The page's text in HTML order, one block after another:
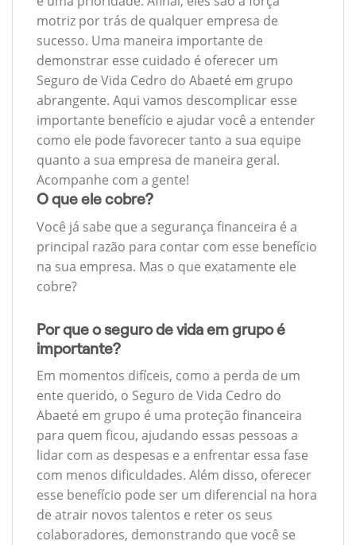
motriz por trás de qualquer empresa de
sucesso. Uma maneira importante de
demonstrar esse cuidado é oferecer um
Seguro de Vida Cedro do Abaeté em grupo
abrangente. Aqui vamos descomplicar esse
importante benefício e ajudar você a entender
como ele pode favorecer tanto a sua equipe
quanto a sua empresa de maneira geral.
Acompanhe com a gente!
O que ele cobre?
Você já sabe que a segurança financeira é a
principal razão para contar com esse benefício
na sua empresa. Mas o que exatamente ele
cobre?
Por que o seguro de vida em grupo é
importante?
Em momentos difíceis, como a perda de um
ente querido, o Seguro de Vida Cedro do
Abaeté em grupo é uma proteção financeira
para quem ficou, ajudando essas pessoas a
lidar com as despesas e a enfrentar essa fase
com menos dificuldades. Além disso, oferecer
esse benefício pode ser um diferencial na hora
de atrair novos talentos e reter os seus
colaboradores, demonstrando que você se